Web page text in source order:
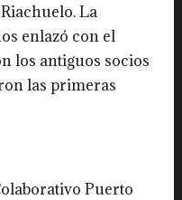
La
enlazó con el
los antiguos socios
las primeras
Puerto